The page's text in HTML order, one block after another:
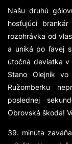
Našu druhú
hosťujúci
rozohrávka od
a uniká po ľavej
útočná deviatka
Stano Olejník
Ružomberku
poslednej
Obrovská škoda!
39. minúta